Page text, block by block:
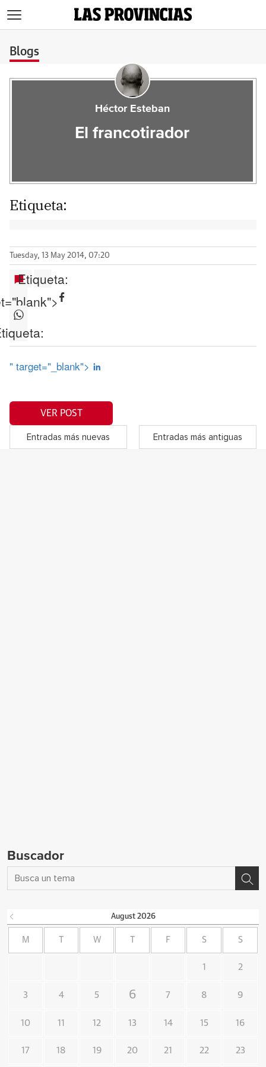
Blogs
Héctor Esteban
El francotirador
Etiqueta:
Tuesday, 13 May 2014, 07:20
Etiqueta:
" target="_blank">
VER POST
Entradas más nuevas Entradas más antiguas
Buscador
August 2026
M W F S S
1 2
3 4 5 6 7 8 9
10 11 12 13 14 15 16
17 18 19 20 21 22 23